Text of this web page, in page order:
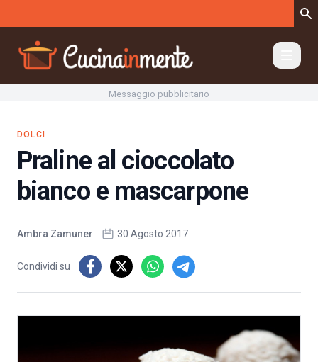
Messaggio pubblicitario
DOLCI
Praline al cioccolato
bianco e mascarpone
Ambra Zamuner 30 Agosto 2017
Condividi su